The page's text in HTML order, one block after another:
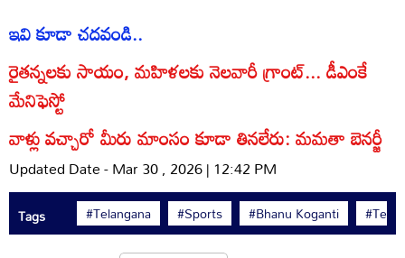
ఇవి కూడా చదవండి..
రైతన్నలకు సాయం, మహిళలకు నెలవారీ గ్రాంట్... డీఎంకే
మేనిఫెస్టో
వాళ్లు వచ్చారో మీరు మాంసం కూడా తినలేరు: మమతా బెనర్జీ
Updated Date - Mar 30 , 2026 | 12:42 PM
Tags #Telangana #Sports #Bhanu Koganti